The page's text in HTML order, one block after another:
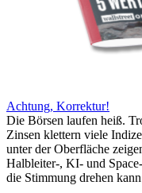
Achtung, Korrektur!
Die Börsen laufen heiß.
Zinsen klettern viele
unter der Oberfläche
Halbleiter-, KI- und
die Stimmung drehen